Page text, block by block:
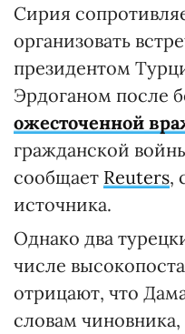
Сирия
организовать
президентом
Эрдоганом после
ожесточенной
гражданской
сообщает Reuters,
источника.
Однако два
числе
отрицают, что
словам чиновника,